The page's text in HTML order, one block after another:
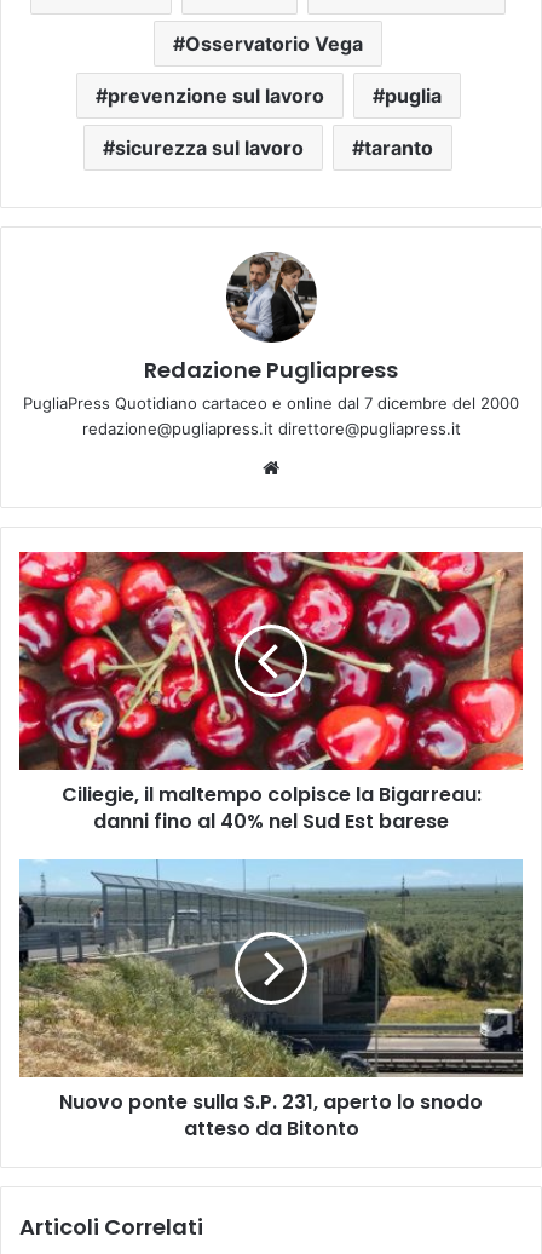
Osservatorio Vega
prevenzione sul lavoro puglia
sicurezza sul lavoro taranto
Redazione Pugliapress
PugliaPress Quotidiano cartaceo e online dal 7 dicembre del 2000
redazione@pugliapress.it direttore@pugliapress.it
Ciliegie,
il
maltempo
colpisce
la
Bigarreau:
danni
fino
al
Est
barese
Ciliegie, il maltempo colpisce la Bigarreau:
danni fino al 40% nel Sud Est barese
Nuovo
ponte
sulla
S.P.
231,
aperto
lo
snodo
atteso
Nuovo ponte sulla S.P. 231, aperto lo snodo
atteso da Bitonto
Articoli Correlati